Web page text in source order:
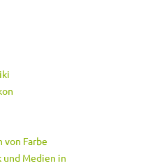
von Farbe
und Medien in